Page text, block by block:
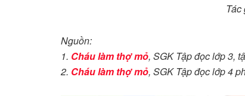
Tác
Nguồn:
1. Cháu làm thợ mỏ, SGK Tập đọc lớp 3,
2. Cháu làm thợ mỏ, SGK Tập đọc lớp 4